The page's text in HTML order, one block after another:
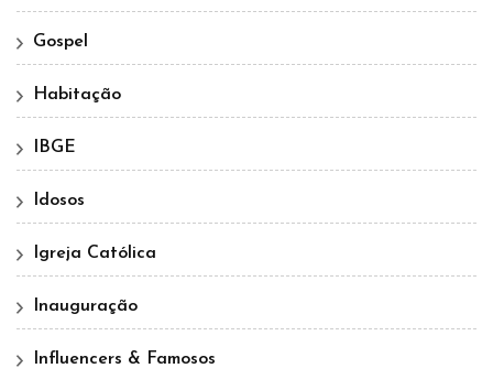
Gospel
Habitação
IBGE
Idosos
Igreja Católica
Inauguração
Influencers & Famosos